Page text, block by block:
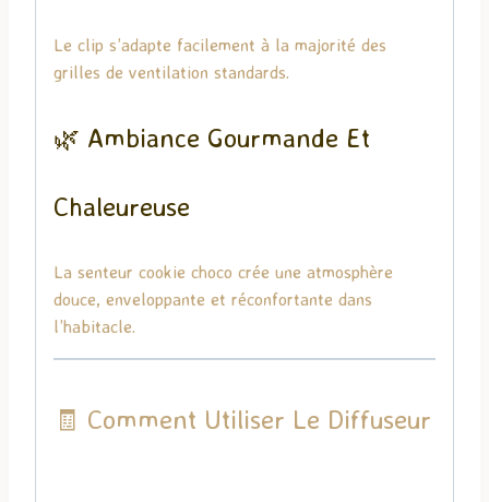
Le clip s’adapte facilement à la majorité des
grilles de ventilation standards.
🌿 Ambiance Gourmande Et
Chaleureuse
La senteur cookie choco crée une atmosphère
douce, enveloppante et réconfortante dans
l’habitacle.
🧾 Comment Utiliser Le Diffuseur